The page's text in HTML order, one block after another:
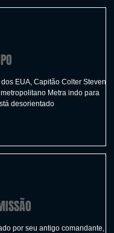
EUA, Capitão Colter Stevens,
Metra indo para
desorientado
por seu antigo comandante, o